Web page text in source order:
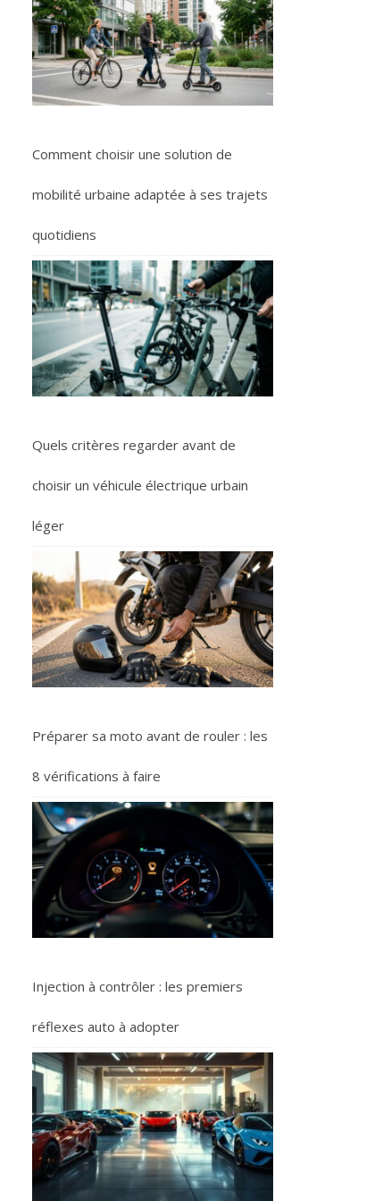
Comment choisir une solution de
mobilité urbaine adaptée à ses trajets
quotidiens
Quels critères regarder avant de
choisir un véhicule électrique urbain
léger
Préparer sa moto avant de rouler : les
8 vérifications à faire
Injection à contrôler : les premiers
réflexes auto à adopter